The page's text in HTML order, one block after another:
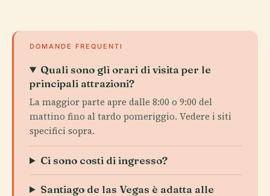
DOMANDE FREQUENTI
Quali sono gli orari di visita per le
principali attrazioni?
La maggior parte apre dalle 8:00 o 9:00 del
mattino fino al tardo pomeriggio. Vedere i siti
specifici sopra.
Ci sono costi di ingresso?
Santiago de las Vegas è adatta alle